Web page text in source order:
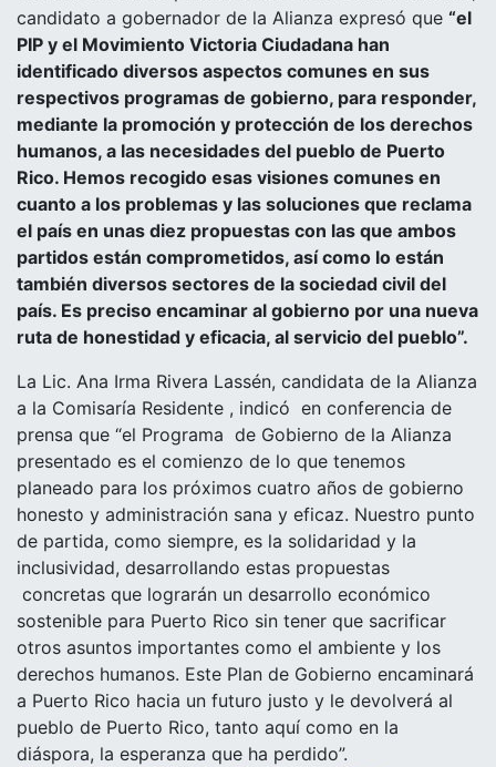
candidato a gobernador de la Alianza expresó que “el
PIP y el Movimiento Victoria Ciudadana han
identificado diversos aspectos comunes en sus
respectivos programas de gobierno, para responder,
mediante la promoción y protección de los derechos
humanos, a las necesidades del pueblo de Puerto
Rico. Hemos recogido esas visiones comunes en
cuanto a los problemas y las soluciones que reclama
el país en unas diez propuestas con las que ambos
partidos están comprometidos, así como lo están
también diversos sectores de la sociedad civil del
país. Es preciso encaminar al gobierno por una nueva
ruta de honestidad y eficacia, al servicio del pueblo”.
La Lic. Ana Irma Rivera Lassén, candidata de la Alianza
a la Comisaría Residente , indicó en conferencia de
prensa que “el Programa de Gobierno de la Alianza
presentado es el comienzo de lo que tenemos
planeado para los próximos cuatro años de gobierno
honesto y administración sana y eficaz. Nuestro punto
de partida, como siempre, es la solidaridad y la
inclusividad, desarrollando estas propuestas
concretas que lograrán un desarrollo económico
sostenible para Puerto Rico sin tener que sacrificar
otros asuntos importantes como el ambiente y los
derechos humanos. Este Plan de Gobierno encaminará
a Puerto Rico hacia un futuro justo y le devolverá al
pueblo de Puerto Rico, tanto aquí como en la
diáspora, la esperanza que ha perdido”.